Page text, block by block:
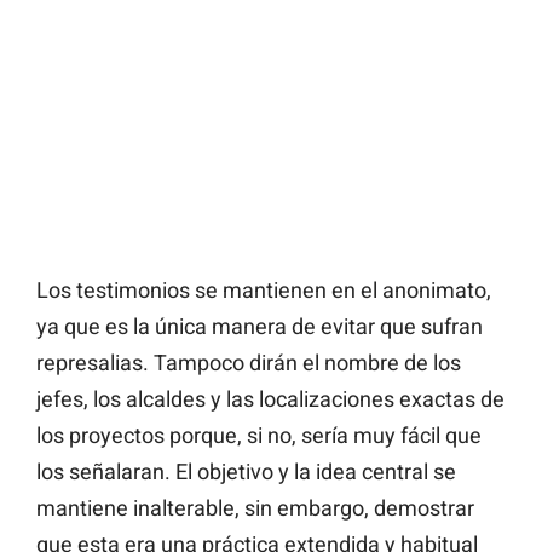
Los testimonios se mantienen en el anonimato,
ya que es la única manera de evitar que sufran
represalias. Tampoco dirán el nombre de los
jefes, los alcaldes y las localizaciones exactas de
los proyectos porque, si no, sería muy fácil que
los señalaran. El objetivo y la idea central se
mantiene inalterable, sin embargo, demostrar
que esta era una práctica extendida y habitual